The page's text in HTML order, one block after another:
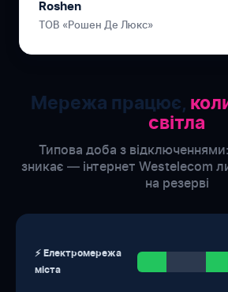
Roshen
ТОВ «Рошен Де Люкс»
Мережа працює,
світла
Типова доба з відключеннями:
зникає — інтернет Westelecom
на резерві
⚡ Електромережа
міста